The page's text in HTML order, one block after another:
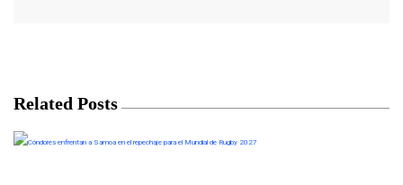
Related Posts